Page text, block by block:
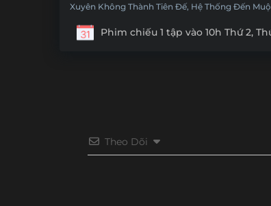
Xuyên Không Thành Tiên Đế, Hệ Thống Đến
Phim chiếu 1 tập vào 10h Thứ 2,
Theo Dõi